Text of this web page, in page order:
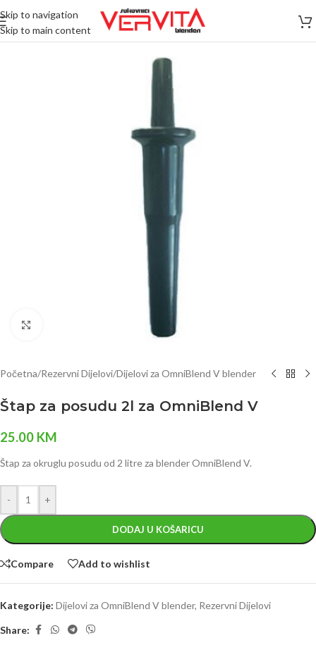
Skip to navigation
Skip to main content
Početna/Rezervni Dijelovi/Dijelovi za OmniBlend V blender
Štap za posudu 2l za OmniBlend V
25.00 KM
Štap za okruglu posudu od 2 litre za blender OmniBlend V.
- +
DODAJ U KOŠARICU
Compare Add to wishlist
Kategorije: Dijelovi za OmniBlend V blender, Rezervni Dijelovi
Share: